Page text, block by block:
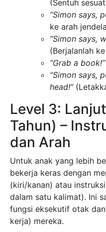
(Sentuh
“Simon says,
ke arah
“Simon says,
(Berjalanlah
“Grab a book!”
“Simon says,
head!”
Level 3:
Tahun) –
dan Arah
Untuk anak yang lebih
bekerja keras dengan
(kiri/kanan) atau
dalam satu kalimat). Ini
fungsi eksekutif otak dan
kerja) mereka.